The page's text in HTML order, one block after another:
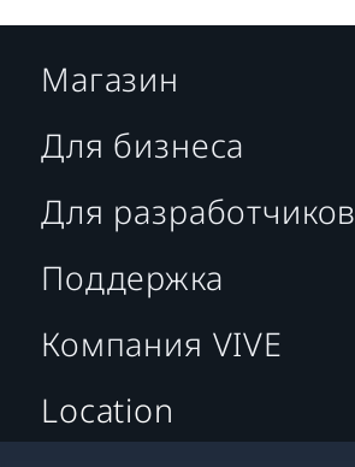
Магазин
Для бизнеса
Для разработчиков
Поддержка
Компания VIVE
Location